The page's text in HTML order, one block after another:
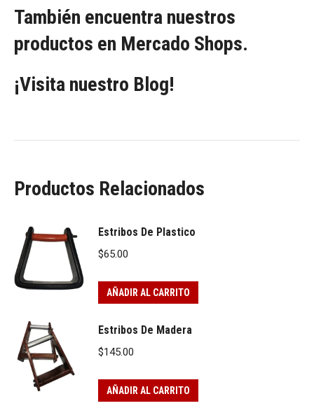
También encuentra nuestros
productos en Mercado Shops.
¡Visita nuestro Blog!
Productos Relacionados
Estribos De Plastico
$65.00
AÑADIR AL CARRITO
Estribos De Madera
$145.00
AÑADIR AL CARRITO